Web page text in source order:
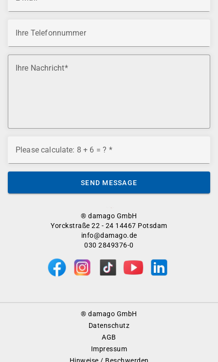
® damago GmbH
Yorckstraße 22 - 24 14467 Potsdam
info@damago.de
030 2849376-0
Ihre Telefonnummer
Ihre Nachricht
Please calculate: 8 + 6 = ?
SEND MESSAGE
® damago GmbH
Datenschutz
AGB
Impressum